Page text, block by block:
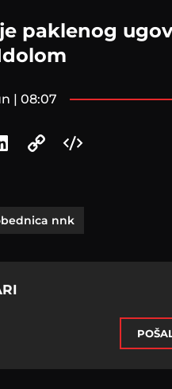
paklenog
| 08:07
nnk